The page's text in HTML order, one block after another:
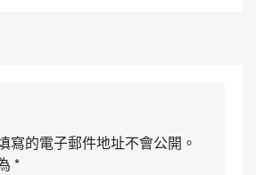
寫的電子郵件地址不會公開。
*